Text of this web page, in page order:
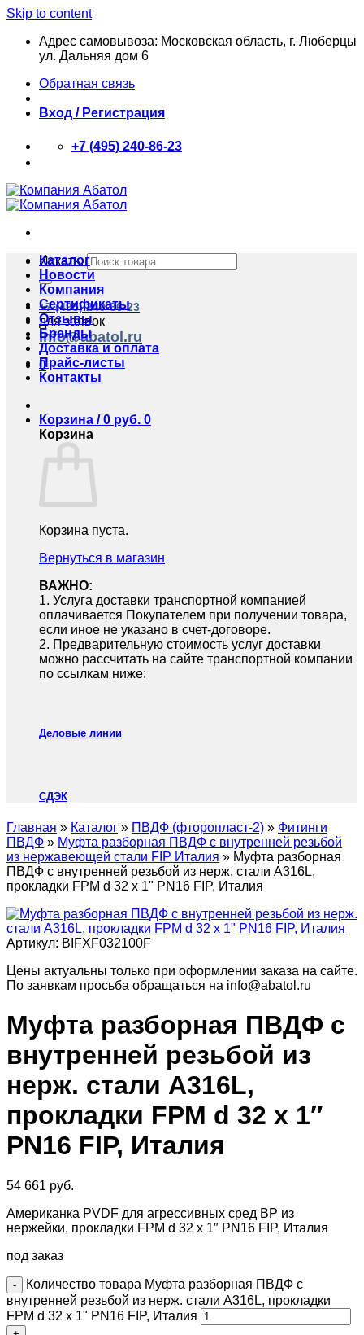
Skip to content
Адрес самовывоза: Московская область, г. Люберцы
ул. Дальняя дом 6
Обратная связь
Вход / Регистрация
+7 (495) 240-86-23
Искать:
+7 (495) 240-86-23
для заявок
info@abatol.ru
0
Каталог
Новости
Компания
Сертификаты
Отзывы
Бренды
Доставка и оплата
Прайс-листы
Контакты
Корзина /0 руб. 0
Корзина
Корзина пуста.
Вернуться в магазин
ВАЖНО:
1.⁠ ⁠Услуга доставки транспортной компанией
оплачивается Покупателем при получении товара,
если иное не указано в счет-договоре.
2.⁠ ⁠Предварительную стоимость услуг доставки
можно рассчитать на сайте транспортной компании
по ссылкам ниже:
Деловые линии
СДЭК
Главная » Каталог » ПВДФ (фторопласт-2) » Фитинги
ПВДФ » Муфта разборная ПВДФ с внутренней резьбой
из нержавеющей стали FIP Италия » Муфта разборная
ПВДФ с внутренней резьбой из нерж. стали A316L,
прокладки FPM d 32 x 1" PN16 FIP, Италия
Артикул: BIFXF032100F
Цены актуальны только при оформлении заказа на сайте.
По заявкам просьба обращаться на info@abatol.ru
Муфта разборная ПВДФ с
внутренней резьбой из
нерж. стали A316L,
прокладки FPM d 32 x 1″
PN16 FIP, Италия
54 661 руб.
Американка PVDF для агрессивных сред ВР из
нержейки, прокладки FPM d 32 x 1″ PN16 FIP, Италия
под заказ
Количество товара Муфта разборная ПВДФ с
внутренней резьбой из нерж. стали A316L, прокладки
FPM d 32 x 1" PN16 FIP, Италия